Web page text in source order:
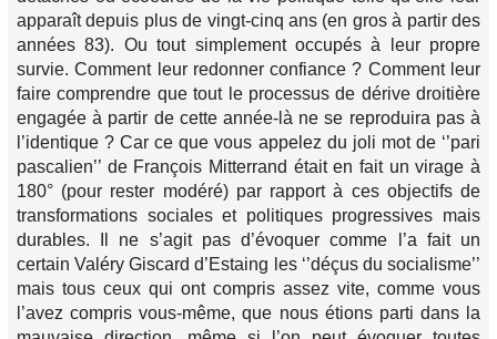
apparaît depuis plus de vingt-cinq ans (en gros à partir des
années 83). Ou tout simplement occupés à leur propre
survie. Comment leur redonner confiance ? Comment leur
faire comprendre que tout le processus de dérive droitière
engagée à partir de cette année-là ne se reproduira pas à
l’identique ? Car ce que vous appelez du joli mot de ‘’pari
pascalien’’ de François Mitterrand était en fait un virage à
180° (pour rester modéré) par rapport à ces objectifs de
transformations sociales et politiques progressives mais
durables. Il ne s’agit pas d’évoquer comme l’a fait un
certain Valéry Giscard d’Estaing les ‘’déçus du socialisme’’
mais tous ceux qui ont compris assez vite, comme vous
l’avez compris vous-même, que nous étions parti dans la